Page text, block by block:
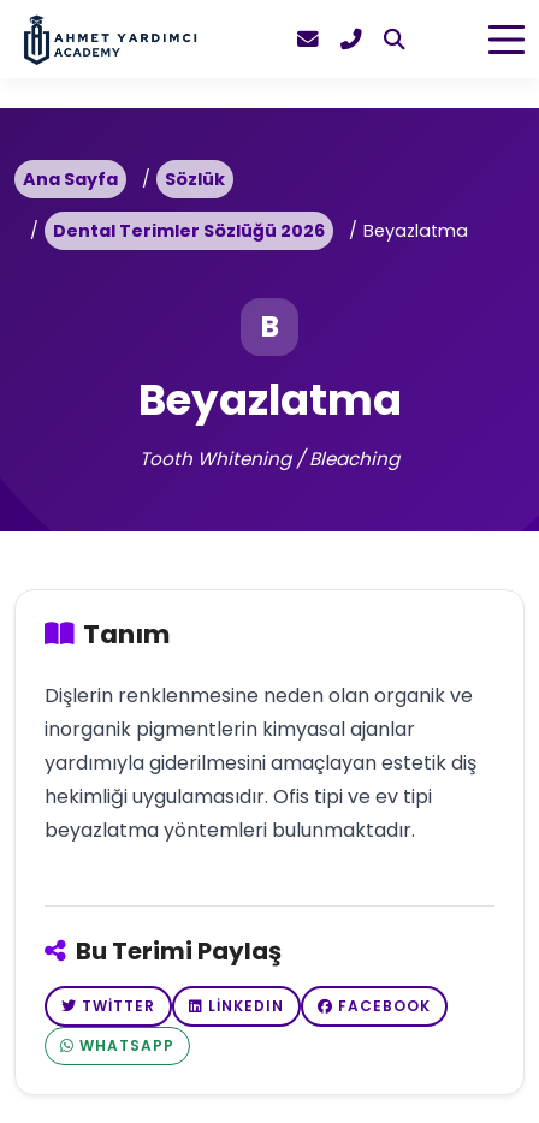
Ana Sayfa Sözlük
Dental Terimler Sözlüğü 2026 Beyazlatma
B
Beyazlatma
Tooth Whitening / Bleaching
Tanım
Dişlerin renklenmesine neden olan organik ve
inorganik pigmentlerin kimyasal ajanlar
yardımıyla giderilmesini amaçlayan estetik diş
hekimliği uygulamasıdır. Ofis tipi ve ev tipi
beyazlatma yöntemleri bulunmaktadır.
Bu Terimi Paylaş
TWITTER LINKEDIN
FACEBOOK
WHATSAPP